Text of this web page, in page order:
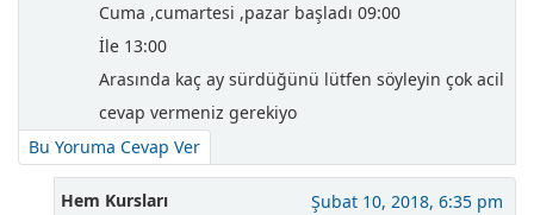
Cuma ,cumartesi ,pazar başladı 09:00
İle 13:00
Arasında kaç ay sürdüğünü lütfen söyleyin çok acil
cevap vermeniz gerekiyo
Bu Yoruma Cevap Ver
Hem Kursları
Şubat 10, 2018, 6:35 pm